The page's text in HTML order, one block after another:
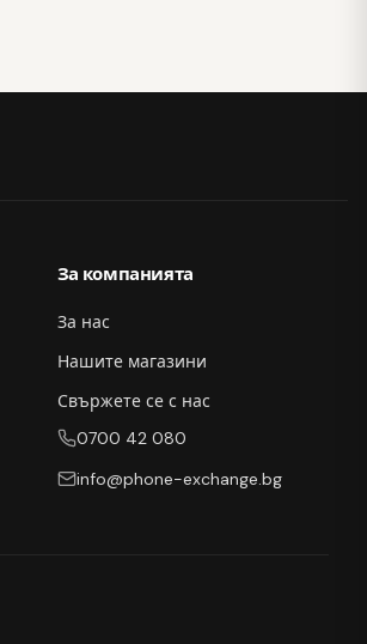
За компанията
За нас
Нашите магазини
Свържете се с нас
0700 42 080
info@phone-exchange.bg